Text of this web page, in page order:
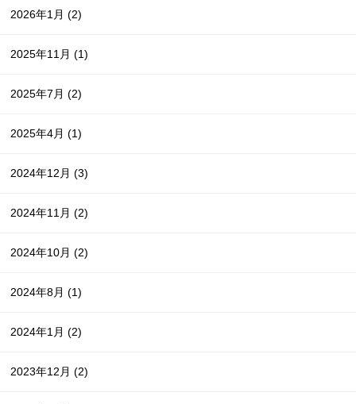
2026年1月(2)
2025年11月(1)
2025年7月(2)
2025年4月(1)
2024年12月(3)
2024年11月(2)
2024年10月(2)
2024年8月(1)
2024年1月(2)
2023年12月(2)